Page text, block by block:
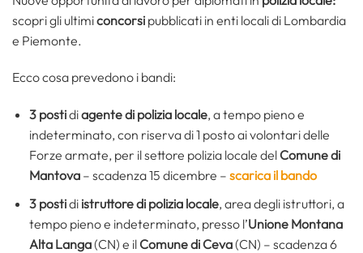
scopri gli ultimiconcorsi pubblicati in enti locali di Lombardia
e Piemonte.
Ecco cosa prevedono i bandi:
3 postidiagente di polizia locale, a tempo pieno e
indeterminato, con riserva di 1 posto ai volontari delle
Forze armate, per il settore polizia locale del Comune di
Mantova– scadenza 15 dicembre – scarica il bando
3 postidi istruttore di polizia locale, area degli istruttori, a
tempo pieno e indeterminato, presso l’Unione Montana
Alta Langa(CN) e il Comune di Ceva(CN) – scadenza 6